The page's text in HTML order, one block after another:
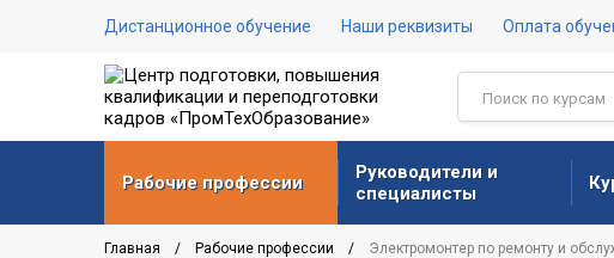
Дистанционное обучение Наши реквизиты Оплата
Рабочие профессии
Руководители и
специалисты
Главная Рабочие профессии Электромонтер по ремонту и